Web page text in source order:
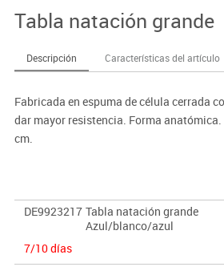
Tabla natación grande
Descripción Características del artículo
Fabricada en espuma de célula cerrada
dar mayor resistencia. Forma anatómica.
cm.
DE9923217 Tabla natación grande
Azul/blanco/azul
7/10 días